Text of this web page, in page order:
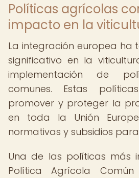
Políticas agrícolas
impacto en la
La integración europea ha
significativo en la
implementación de
comunes. Estas
promover y proteger la
en toda la Unión
normativas y subsidios
Una de las políticas más
Política Agrícola